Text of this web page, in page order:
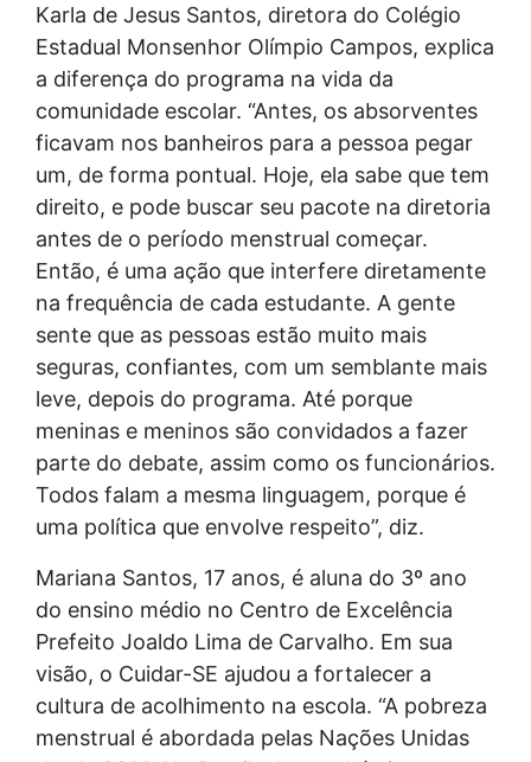
Karla de Jesus Santos, diretora do Colégio
Estadual Monsenhor Olímpio Campos, explica
a diferença do programa na vida da
comunidade escolar. “Antes, os absorventes
ficavam nos banheiros para a pessoa pegar
um, de forma pontual. Hoje, ela sabe que tem
direito, e pode buscar seu pacote na diretoria
antes de o período menstrual começar.
Então, é uma ação que interfere diretamente
na frequência de cada estudante. A gente
sente que as pessoas estão muito mais
seguras, confiantes, com um semblante mais
leve, depois do programa. Até porque
meninas e meninos são convidados a fazer
parte do debate, assim como os funcionários.
Todos falam a mesma linguagem, porque é
uma política que envolve respeito”, diz.
Mariana Santos, 17 anos, é aluna do 3º ano
do ensino médio no Centro de Excelência
Prefeito Joaldo Lima de Carvalho. Em sua
visão, o Cuidar-SE ajudou a fortalecer a
cultura de acolhimento na escola. “A pobreza
menstrual é abordada pelas Nações Unidas